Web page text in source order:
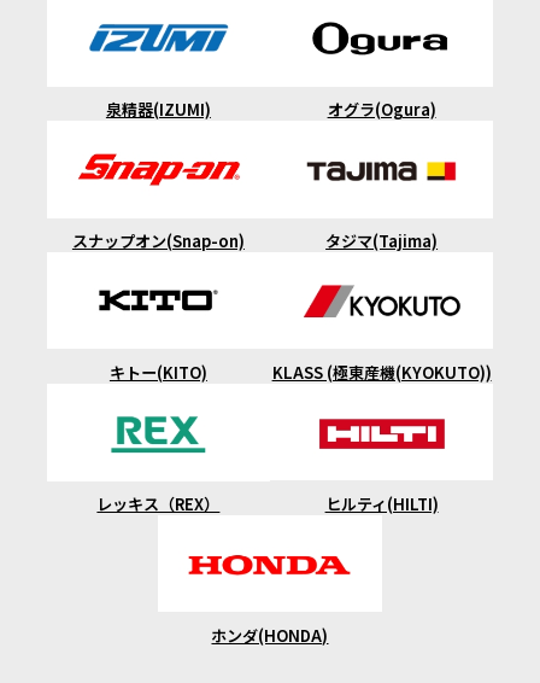
泉精器(IZUMI) オグラ(Ogura)
スナップオン(Snap-on) タジマ(Tajima)
キトー(KITO) KLASS (極東産機(KYOKUTO))
レッキス（REX） ヒルティ(HILTI)
ホンダ(HONDA)